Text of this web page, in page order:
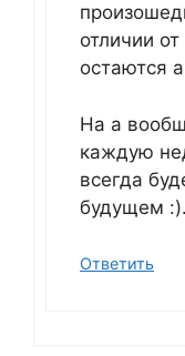
отличии
остаются
На а
каждую
всегда
будущем :).
Ответить